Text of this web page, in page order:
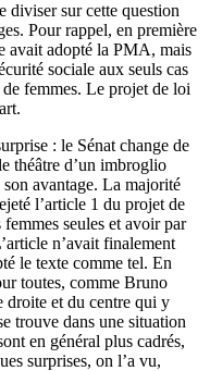
diviser sur cette question
Pour rappel, en première
avait adopté la PMA, mais
sociale aux seuls cas
femmes. Le projet de loi
: le Sénat change de
théâtre d’un imbroglio
avantage. La majorité
l’article 1 du projet de
seules et avoir par
n’avait finalement
le texte comme tel. En
toutes, comme Bruno
droite et du centre qui y
trouve dans une situation
en général plus cadrés,
surprises, on l’a vu,